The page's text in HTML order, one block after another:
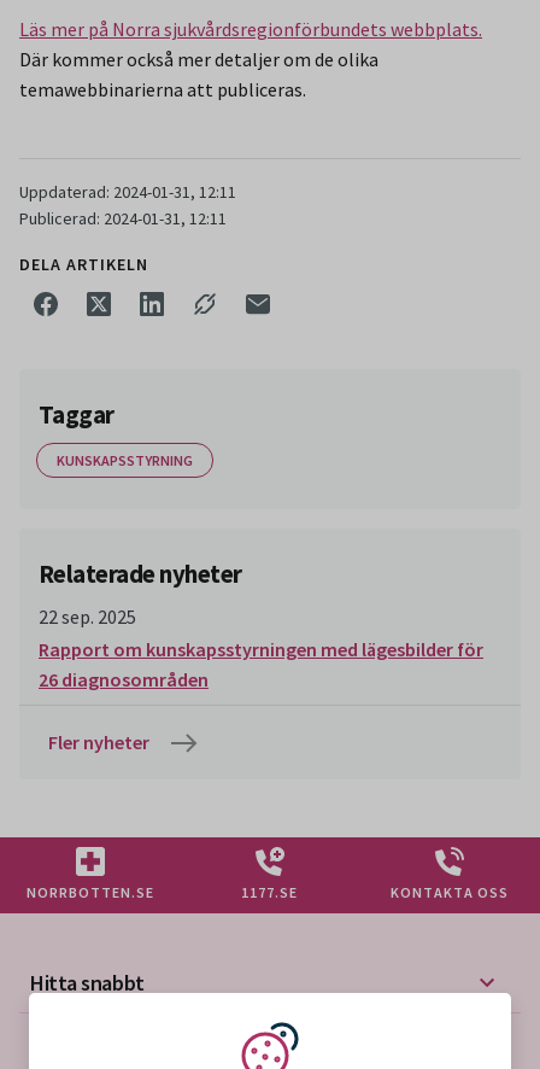
Läs mer på Norra sjukvårdsregionförbundets webbplats.
Där kommer också mer detaljer om de olika
temawebbinarierna att publiceras.
Uppdaterad: 2024-01-31, 12:11
Publicerad: 2024-01-31, 12:11
DELA ARTIKELN
Taggar
KUNSKAPSSTYRNING
Relaterade nyheter
22 sep. 2025
Rapport om kunskapsstyrningen med lägesbilder för
26 diagnosområden
Fler nyheter
NORRBOTTEN.SE 1177.SE KONTAKTA OSS
Hitta snabbt
Mer på vårdgivarwebben